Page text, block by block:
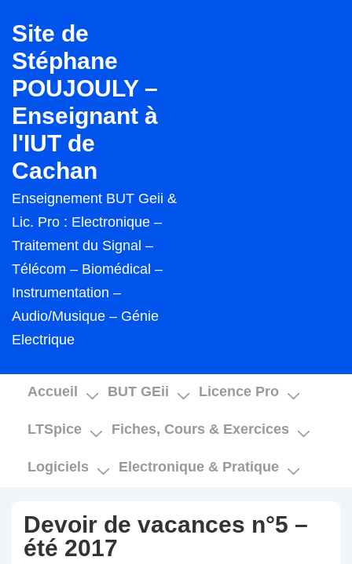
passer
au
contenu
principal
Site de
Stéphane
POUJOULY –
Enseignant à
l'IUT de
Cachan
Enseignement BUT Geii &
Lic. Pro : Electronique –
Traitement du Signal –
Télécom – Biomédical –
Instrumentation –
Audio/Musique – Génie
Electrique
Main
Accueil BUT GEii Licence Pro
LTSpice Fiches, Cours & Exercices
Logiciels Electronique & Pratique
Devoir de vacances n°5 –
été 2017